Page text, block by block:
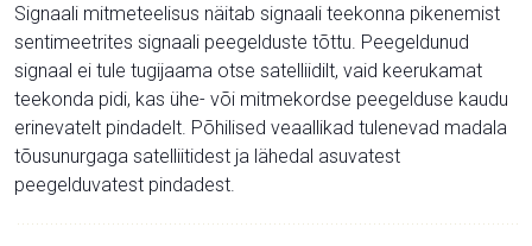
Signaali mitmeteelisus näitab signaali teekonna pikenemist
sentimeetrites signaali peegelduste tõttu. Peegeldunud
signaal ei tule tugijaama otse satelliidilt, vaid keerukamat
teekonda pidi, kas ühe- või mitmekordse peegelduse kaudu
erinevatelt pindadelt. Põhilised veaallikad tulenevad madala
tõusunurgaga satelliitidest ja lähedal asuvatest
peegelduvatest pindadest.